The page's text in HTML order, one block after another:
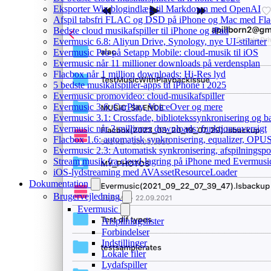
Eksporter Wix blogindlæg til Markdown med OpenAI
Afspil tabsfri FLAC og DSD på iPhone og Mac med
Bedste cloud musikafspiller til iPhone og iPad
Evermusic 6.8: Aliyun Drive, Synology, nye UI-stilarter
Evermusic Pro på Setapp Mobile: cloud-musik til iOS
Evermusic når 11 millioner downloads på verdensplan
Flacbox når 1 million downloads: Hi-Res lyd
5 bedste musikafspiller-apps til iPhone i 2025
Evermusic promovideo: cloud-musikafspiller
Evermusic 3.6: CarPlay, VoiceOver og mere
Evermusic 3.1: Crossfade, bibliotekssynkronisering og
Evermusic når 3 millioner downloads: funktionsoversigt
Flacbox 1.6: automatisk synkronisering, equalizer,
Evermusic 2.3: Automatisk synkronisering,
Stream musik fra cloud-lagring på iPhone med
iOS-lydstreaming med AVAssetResourceLoader
Dokumentation
Brugervejledning
Evermusic
Afspilningslister
Forbindelser
Indstillinger
Lokale filer
Lydafspiller